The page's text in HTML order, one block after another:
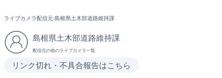
ライブカメラ配信元:島根県土木部道路維持課
島根県土木部道路維持課
配信元の他のライブカメラ一覧
リンク切れ・不具合報告はこちら